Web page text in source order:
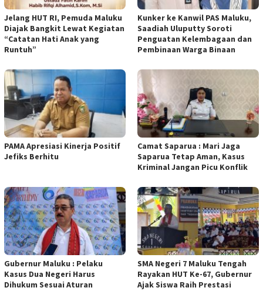
Jelang HUT RI, Pemuda Maluku
Diajak Bangkit Lewat Kegiatan
“Catatan Hati Anak yang
Runtuh”
Kunker ke Kanwil PAS Maluku,
Saadiah Uluputty Soroti
Penguatan Kelembagaan dan
Pembinaan Warga Binaan
PAMA Apresiasi Kinerja Positif
Jefiks Berhitu
Camat Saparua : Mari Jaga
Saparua Tetap Aman, Kasus
Kriminal Jangan Picu Konflik
Gubernur Maluku : Pelaku
Kasus Dua Negeri Harus
Dihukum Sesuai Aturan
SMA Negeri 7 Maluku Tengah
Rayakan HUT Ke-67, Gubernur
Ajak Siswa Raih Prestasi